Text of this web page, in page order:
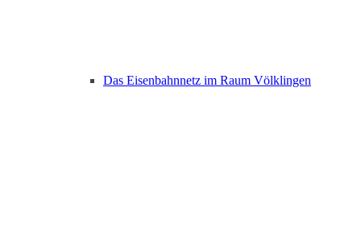
Das Eisenbahnnetz im Raum Völklingen